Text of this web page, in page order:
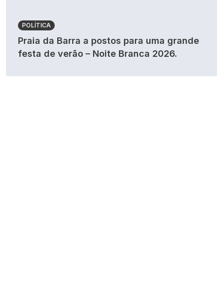
POLÍTICA
Praia da Barra a postos para uma grande
festa de verão – Noite Branca 2026.